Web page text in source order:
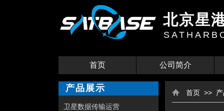
北京星
首页 公司简介
首页 >>
卫星数据传输运营
产品展示